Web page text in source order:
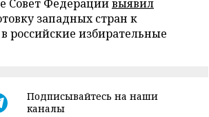
Совет Федерациивыявил
западных стран к
российские избирательные
Подписывайтесь на наши
каналы